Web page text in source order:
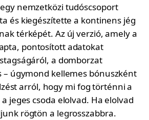
nemzetközi tudóscsoport
és kiegészítette a kontinens jég
térképét. Az új verzió, amely a
pontosított adatokat
a domborzat
– úgymond kellemes bónuszként
arról, hogy mi fog történni a
jeges csoda elolvad. Ha elolvad
rögtön a legrosszabbra.